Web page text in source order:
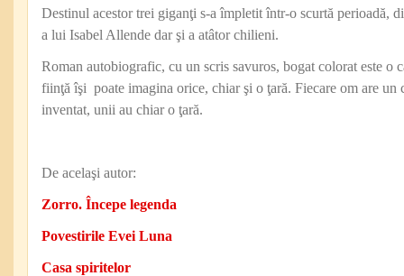
Destinul acestor trei giganţi s-a împletit într-o scurtă perioadă,
a lui Isabel Allende dar şi a atâtor chilieni.
Roman autobiografic, cu un scris savuros, bogat colorat este o
fiinţă îşi poate imagina orice, chiar şi o ţară. Fiecare om are
inventat, unii au chiar o ţară.
De acelaşi autor:
Zorro. Începe legenda
Povestirile Evei Luna
Casa spiritelor